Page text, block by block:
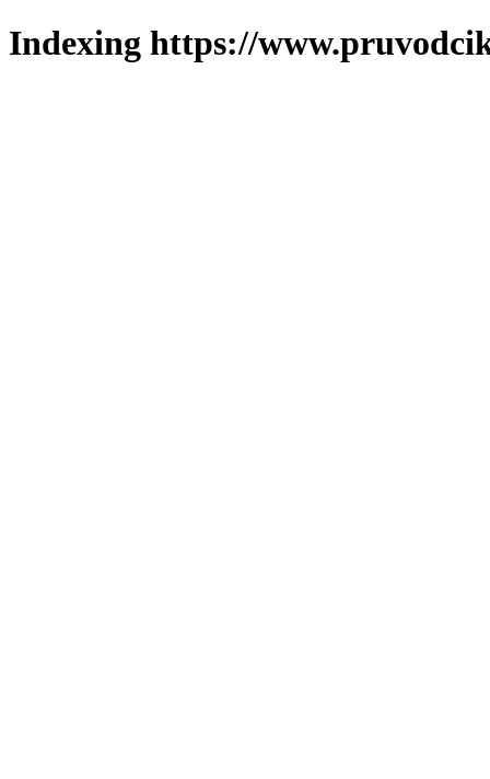
Indexing https://